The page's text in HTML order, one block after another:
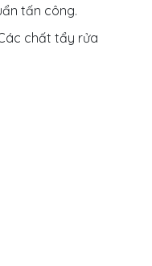
tấn công.
chất tẩy rửa